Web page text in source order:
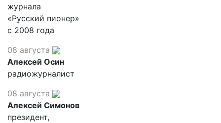
журнала
«Русский пионер»
с 2008 года
08 августа
Алексей Осин
радиожурналист
08 августа
Алексей Симонов
президент,